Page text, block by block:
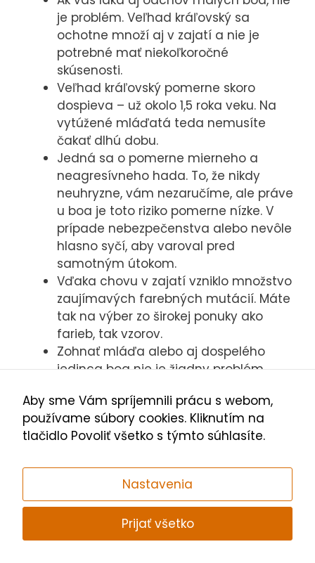
je problém. Veľhad kráľovský sa
ochotne množí aj v zajatí a nie je
potrebné mať niekoľkoročné
skúsenosti.
Veľhad kráľovský pomerne skoro
dospieva – už okolo 1,5 roka veku. Na
vytúžené mláďatá teda nemusíte
čakať dlhú dobu.
Jedná sa o pomerne mierneho a
neagresívneho hada. To, že nikdy
neuhryzne, vám nezaručíme, ale práve
u boa je toto riziko pomerne nízke. V
prípade nebezpečenstva alebo nevôle
hlasno syčí, aby varoval pred
samotným útokom.
Vďaka chovu v zajatí vzniklo množstvo
zaujímavých farebných mutácií. Máte
tak na výber zo širokej ponuky ako
farieb, tak vzorov.
Zohnať mláďa alebo aj dospelého
jedinca boa nie je žiadny problém.
zaobstarať veľhada prakticky každý.
Mladé zvieratá môžu byť vhodnými
kamarátmi aj pre staršie deti. Vďaka
Niektoré poddruhy pomerne
markantne menia s vekom kresbu.
Sledovať vývoj farby vášho miláčika v
priebehu rokov môže byť skutočne
Aby sme Vám spríjemnili prácu s webom,
používame súbory cookies. Kliknutím na
tlačidlo Povoliť všetko s týmto súhlasíte.
Nastavenia
Prijať všetko